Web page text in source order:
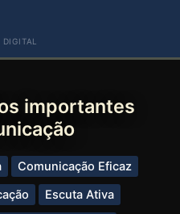
importantes
Comunicação Eficaz
Escuta Ativa